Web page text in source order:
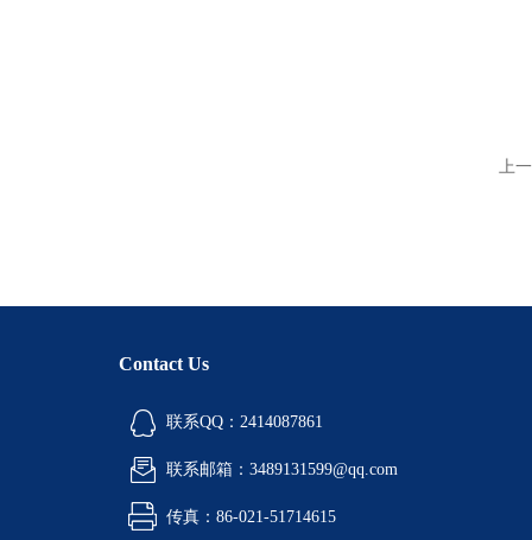
上
Contact Us
联系QQ：2414087861
联系邮箱：3489131599@qq.com
传真：86-021-51714615